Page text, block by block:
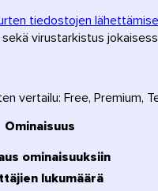
tiedostojen
virustarkistus
vertailu: Free,
Ominaisuus
ominaisuuksiin
lukumäärä